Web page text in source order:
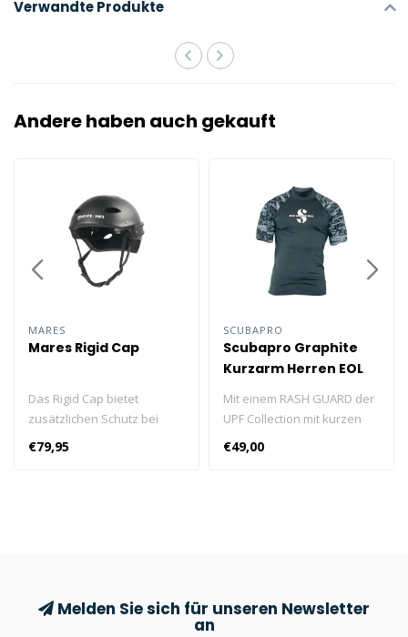
Verwandte Produkte
Andere haben auch gekauft
MARES
Mares Rigid Cap
Das Rigid Cap bietet
zusätzlichen Schutz bei
Höhlentauchgängen und in
Kombination mit den XR
€79,95
SCUBAPRO
Scubapro Graphite
Kurzarm Herren EOL
Mit einem RASH GUARD der
UPF Collection mit kurzen
Ärmeln können Sie scharf
aussehen und gleichzeitig
€49,00
Melden Sie sich für unseren Newsletter
an